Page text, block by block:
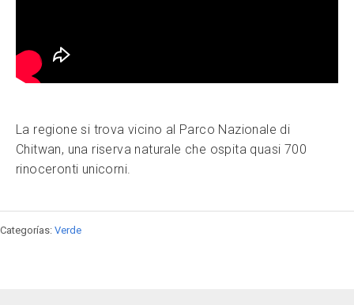
La regione si trova vicino al Parco Nazionale di
Chitwan, una riserva naturale che ospita quasi 700
rinoceronti unicorni.
Categorías: Verde